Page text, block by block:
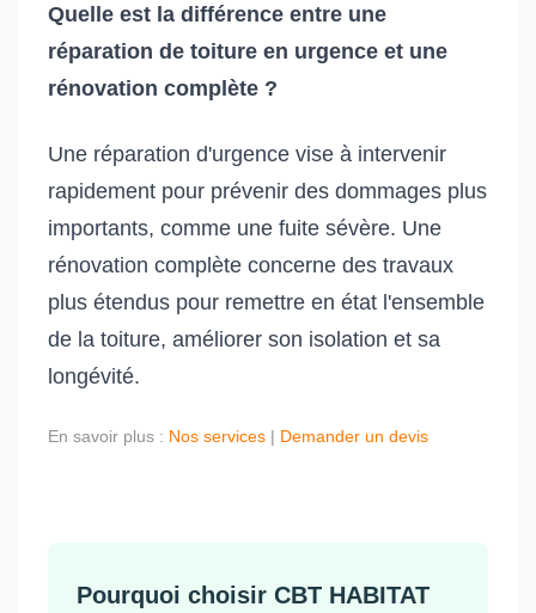
Quelle est la différence entre une
réparation de toiture en urgence et une
rénovation complète ?
Une réparation d'urgence vise à intervenir
rapidement pour prévenir des dommages plus
importants, comme une fuite sévère. Une
rénovation complète concerne des travaux
plus étendus pour remettre en état l'ensemble
de la toiture, améliorer son isolation et sa
longévité.
En savoir plus : Nos services | Demander un devis
Pourquoi choisir CBT HABITAT